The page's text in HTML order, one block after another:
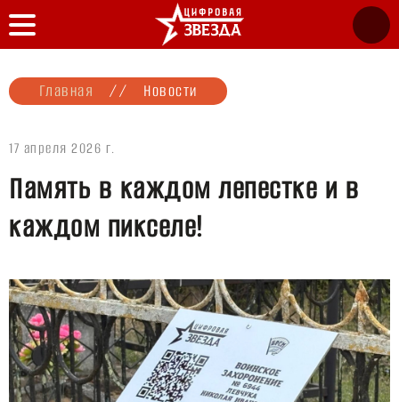
Главная // Новости
17 апреля 2026 г.
Память в каждом лепестке и в
каждом пикселе!